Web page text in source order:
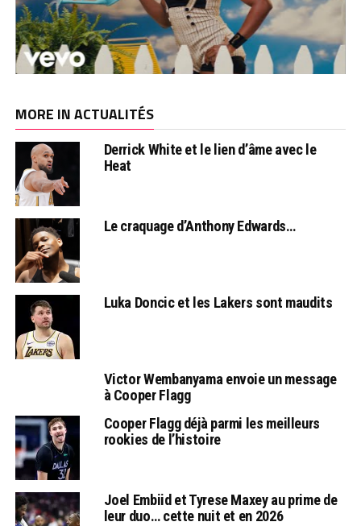
MORE IN ACTUALITÉS
Derrick White et le lien d’âme avec le
Heat
Le craquage d’Anthony Edwards…
Luka Doncic et les Lakers sont maudits
Victor Wembanyama envoie un message
à Cooper Flagg
Cooper Flagg déjà parmi les meilleurs
rookies de l’histoire
Joel Embiid et Tyrese Maxey au prime de
leur duo… cette nuit et en 2026